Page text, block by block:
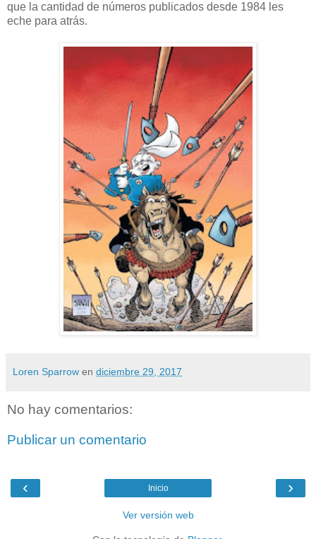
que la cantidad de números publicados desde 1984 les
eche para atrás.
Loren Sparrow en diciembre 29, 2017
No hay comentarios:
Publicar un comentario
‹ ›
Inicio
Ver versión web